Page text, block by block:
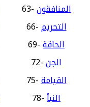
63-المنافقون
66-التحريم
69-الحاقة
72-الجن
75-القيامة
78-النبأ